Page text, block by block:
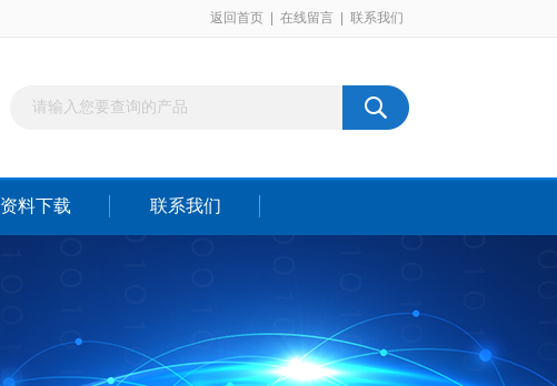
返回首页 在线留言 联系我们
资料下载 联系我们